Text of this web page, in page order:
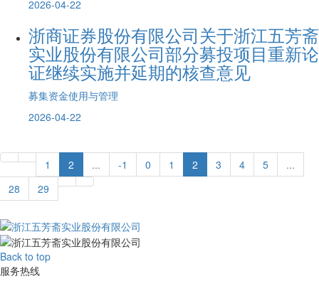
2026-04-22
浙商证券股份有限公司关于浙江五芳斋
实业股份有限公司部分募投项目重新论
证继续实施并延期的核查意见
募集资金使用与管理
2026-04-22
1 2 ... -1 0 1 2 3 4 5
...
28
29
Back to top
服务热线